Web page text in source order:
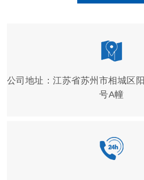
公司地址：江苏省苏州市相城区
号A幢